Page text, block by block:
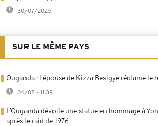
30/07/2025
SUR LE MÊME PAYS
Ouganda : l'épouse de Kizza Besigye réclame le
04/08 - 11:39
L’Ouganda dévoile une statue en hommage à
après le raid de 1976